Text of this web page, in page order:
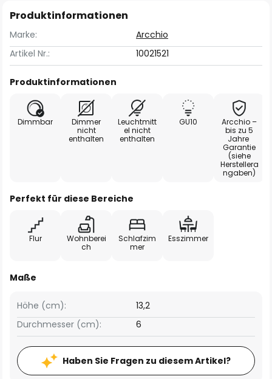
Produktinformationen
Marke:
Arcchio
Artikel Nr.:
10021521
Produktinformationen
Dimmbar
Dimmer
nicht
enthalten
Leuchtmitt
el nicht
enthalten
GU10
Arcchio –
bis zu 5
Jahre
Garantie
(siehe
Herstellera
ngaben)
Perfekt für diese Bereiche
Flur
Wohnberei
ch
Schlafzim
mer
Esszimmer
Maße
Höhe (cm):
13,2
Durchmesser (cm):
6
Haben Sie Fragen zu diesem Artikel?